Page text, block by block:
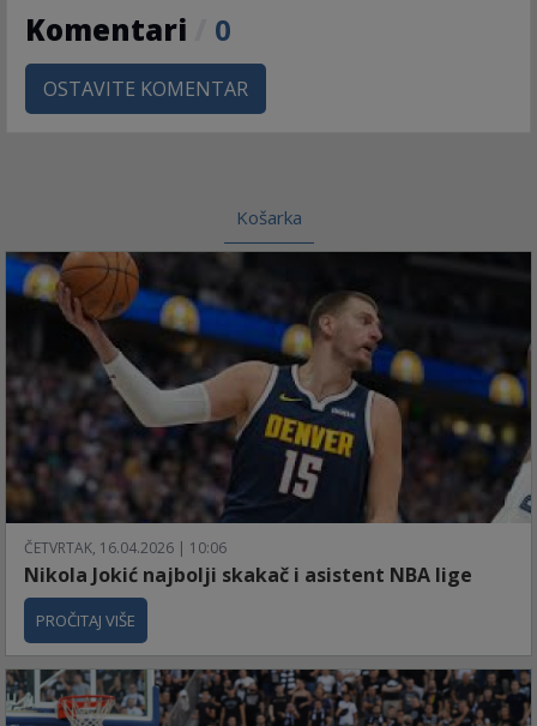
Komentari 0
OSTAVITE KOMENTAR
Košarka
ČETVRTAK, 16.04.2026 | 10:06
Nikola Jokić najbolji skakač i asistent NBA lige
PROČITAJ VIŠE